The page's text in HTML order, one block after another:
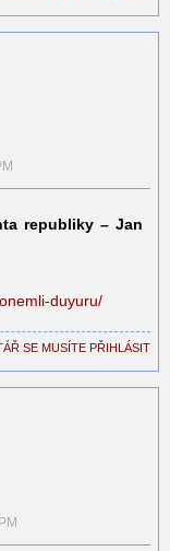
republiky – Jan
duyuru/
SE MUSÍTE PŘIHLÁSIT